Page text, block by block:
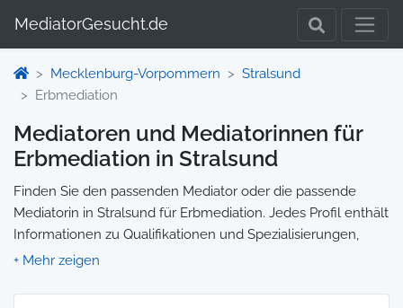
MediatorGesucht.de
Mecklenburg-Vorpommern
Stralsund
Erbmediation
Mediatoren und Mediatorinnen für
Erbmediation in Stralsund
Finden Sie den passenden Mediator oder die passende
Mediatorin in Stralsund für Erbmediation. Jedes Profil enthält
Informationen zu Qualifikationen und Spezialisierungen,
sodass Sie gezielt die richtige Person für Ihre Mediation
vermitteln keine Mediationen, sondern stellen die Plattform